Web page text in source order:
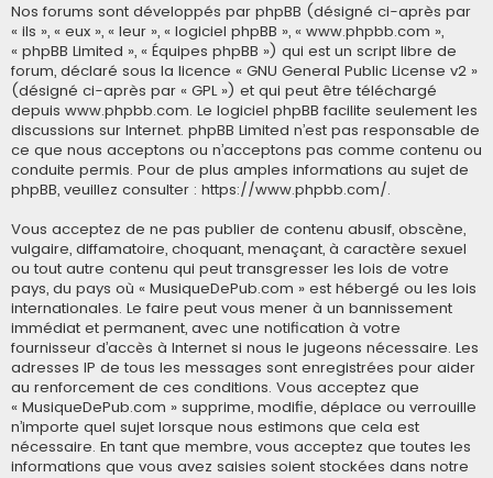
Nos forums sont développés par phpBB (désigné ci-après par
« ils », « eux », « leur », « logiciel phpBB », « www.phpbb.com »,
« phpBB Limited », « Équipes phpBB ») qui est un script libre de
forum, déclaré sous la licence « GNU General Public License v2 »
(désigné ci-après par « GPL ») et qui peut être téléchargé
depuis www.phpbb.com. Le logiciel phpBB facilite seulement les
discussions sur Internet. phpBB Limited n’est pas responsable de
ce que nous acceptons ou n’acceptons pas comme contenu ou
conduite permis. Pour de plus amples informations au sujet de
phpBB, veuillez consulter : https://www.phpbb.com/.
Vous acceptez de ne pas publier de contenu abusif, obscène,
vulgaire, diffamatoire, choquant, menaçant, à caractère sexuel
ou tout autre contenu qui peut transgresser les lois de votre
pays, du pays où « MusiqueDePub.com » est hébergé ou les lois
internationales. Le faire peut vous mener à un bannissement
immédiat et permanent, avec une notification à votre
fournisseur d’accès à Internet si nous le jugeons nécessaire. Les
adresses IP de tous les messages sont enregistrées pour aider
au renforcement de ces conditions. Vous acceptez que
« MusiqueDePub.com » supprime, modifie, déplace ou verrouille
n’importe quel sujet lorsque nous estimons que cela est
nécessaire. En tant que membre, vous acceptez que toutes les
informations que vous avez saisies soient stockées dans notre